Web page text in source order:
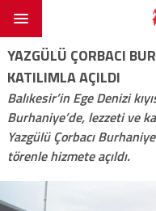
YAZGÜLÜ ÇORBACI
KATILIMLA AÇILDI
Balıkesir’in Ege Denizi
Burhaniye’de, lezzeti ve
Yazgülü Çorbacı
törenle hizmete açıldı.